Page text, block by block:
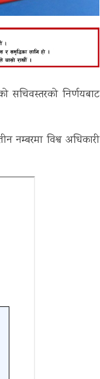
सचिवस्तरको निर्णयबाट
नम्बरमा विश्व अधिकारी